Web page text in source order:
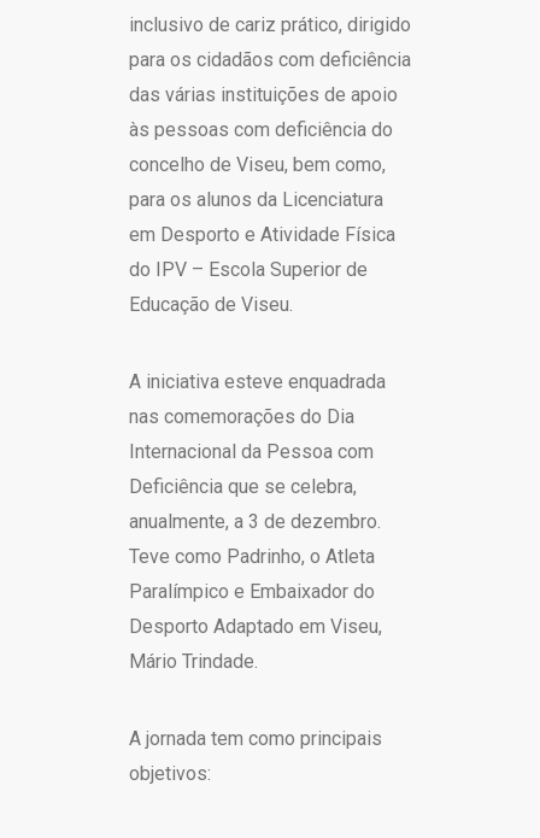
inclusivo de cariz prático, dirigido
para os cidadãos com deficiência
das várias instituições de apoio
às pessoas com deficiência do
concelho de Viseu, bem como,
para os alunos da Licenciatura
em Desporto e Atividade Física
do IPV – Escola Superior de
Educação de Viseu.
A iniciativa esteve enquadrada
nas comemorações do Dia
Internacional da Pessoa com
Deficiência que se celebra,
anualmente, a 3 de dezembro.
Teve como Padrinho, o Atleta
Paralímpico e Embaixador do
Desporto Adaptado em Viseu,
Mário Trindade.
A jornada tem como principais
objetivos: